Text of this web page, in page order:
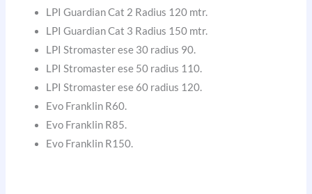
LPI Guardian Cat 2 Radius 120 mtr.
LPI Guardian Cat 3 Radius 150 mtr.
LPI Stromaster ese 30 radius 90.
LPI Stromaster ese 50 radius 110.
LPI Stromaster ese 60 radius 120.
Evo Franklin R60.
Evo Franklin R85.
Evo Franklin R150.